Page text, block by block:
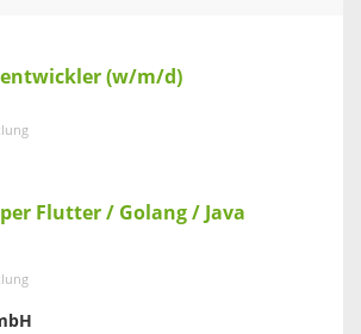
(w/m/d)
Flutter / Golang / Java